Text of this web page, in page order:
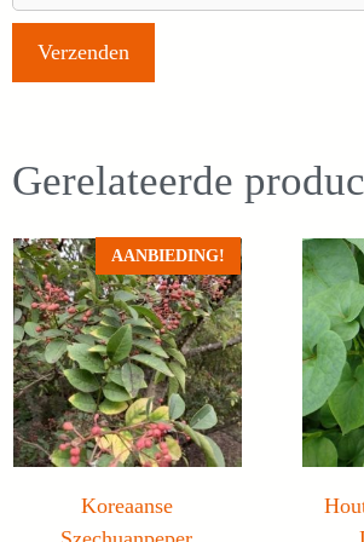
Gerelateerde
AANBIEDING!
Koreaanse